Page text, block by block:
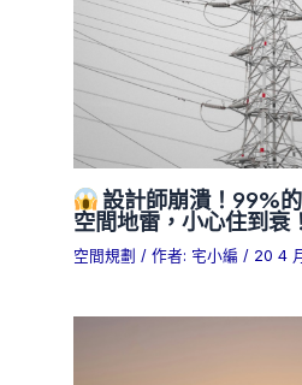
設計師崩潰！99%
空間地雷，小心住到衰！
空間規劃 / 作者: 宅小編 / 20 4